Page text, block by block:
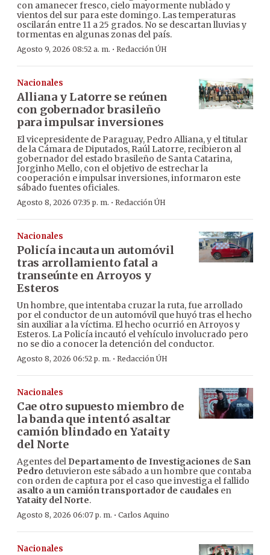
con amanecer fresco, cielo mayormente nublado y
vientos del sur para este domingo. Las temperaturas
oscilarán entre 11 a 25 grados. No se descartan lluvias y
tormentas en algunas zonas del país.
Agosto 9, 2026 08:52 a. m. · Redacción ÚH
Nacionales
Alliana y Latorre se reúnen
con gobernador brasileño
para impulsar inversiones
El vicepresidente de Paraguay, Pedro Alliana, y el titular
de la Cámara de Diputados, Raúl Latorre, recibieron al
gobernador del estado brasileño de Santa Catarina,
Jorginho Mello, con el objetivo de estrechar la
cooperación e impulsar inversiones, informaron este
sábado fuentes oficiales.
Agosto 8, 2026 07:35 p. m. · Redacción ÚH
Nacionales
Policía incauta un automóvil
tras arrollamiento fatal a
transeúnte en Arroyos y
Esteros
Un hombre, que intentaba cruzar la ruta, fue arrollado
por el conductor de un automóvil que huyó tras el hecho
sin auxiliar a la víctima. El hecho ocurrió en Arroyos y
Esteros. La Policía incautó el vehículo involucrado pero
no se dio a conocer la detención del conductor.
Agosto 8, 2026 06:52 p. m. · Redacción ÚH
Nacionales
Cae otro supuesto miembro de
la banda que intentó asaltar
camión blindado en Yataity
del Norte
Agentes del Departamento de Investigaciones de San
Pedro detuvieron este sábado a un hombre que contaba
con orden de captura por el caso que investiga el fallido
asalto a un camión transportador de caudales en
Yataity del Norte.
Agosto 8, 2026 06:07 p. m. · Carlos Aquino
Nacionales